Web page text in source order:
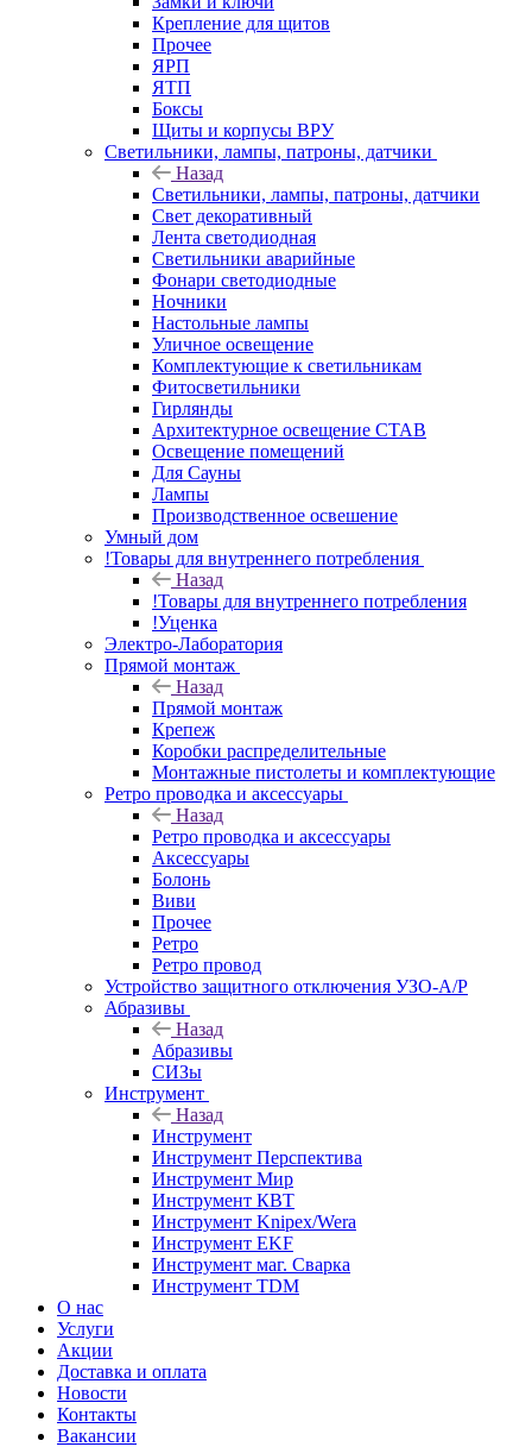
Крепление для щитов
Прочее
ЯРП
ЯТП
Боксы
Щиты и корпусы ВРУ
Светильники, лампы, патроны, датчики
Назад
Светильники, лампы, патроны, датчики
Свет декоративный
Лента светодиодная
Светильники аварийные
Фонари светодиодные
Ночники
Настольные лампы
Уличное освещение
Комплектующие к светильникам
Фитосветильники
Гирлянды
Архитектурное освещение СТАВ
Освещение помещений
Для Сауны
Лампы
Производственное освешение
Умный дом
!Товары для внутреннего потребления
Назад
!Товары для внутреннего потребления
!Уценка
Электро-Лаборатория
Прямой монтаж
Назад
Прямой монтаж
Крепеж
Коробки распределительные
Монтажные пистолеты и комплектующие
Ретро проводка и аксессуары
Назад
Ретро проводка и аксессуары
Аксессуары
Болонь
Виви
Прочее
Ретро
Ретро провод
Устройство защитного отключения УЗО-А/Р
Абразивы
Назад
Абразивы
СИЗы
Инструмент
Назад
Инструмент
Инструмент Перспектива
Инструмент Мир
Инструмент КВТ
Инструмент Knipex/Wera
Инструмент EKF
Инструмент маг. Сварка
Инструмент TDM
О нас
Услуги
Акции
Доставка и оплата
Новости
Контакты
Вакансии